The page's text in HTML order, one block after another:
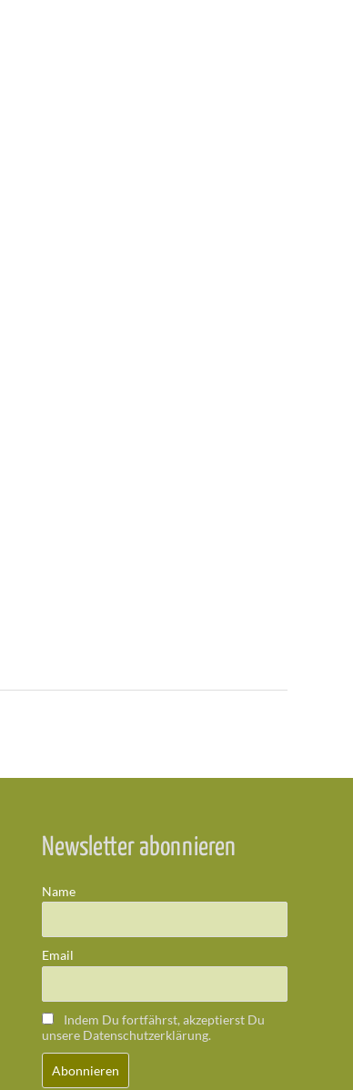
Newsletter abonnieren
Name
Email
Indem Du fortfährst, akzeptierst Du
unsere Datenschutzerklärung.